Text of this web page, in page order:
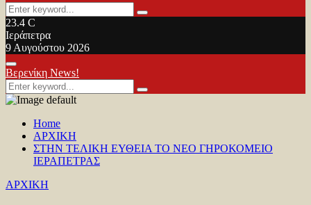
Search
for:
Search
23.4 C
Ιεράπετρα
9 Αυγούστου 2026
Facebook
Twitter
Youtube
Primary
Menu
Βερενίκη News!
Search
for:
Search
Home
ΑΡΧΙΚΗ
ΣΤΗΝ ΤΕΛΙΚΗ ΕΥΘΕΙΑ ΤΟ ΝΕΟ ΓΗΡΟΚΟΜΕΙΟ
ΙΕΡΑΠΕΤΡΑΣ
ΑΡΧΙΚΗ